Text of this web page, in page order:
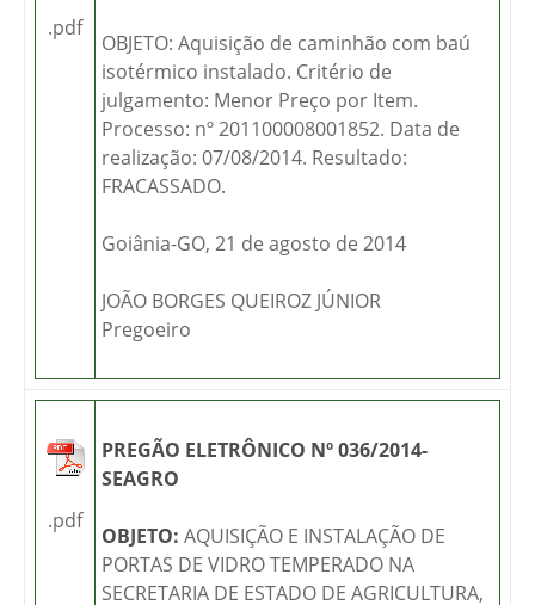
.pdf
OBJETO: Aquisição de caminhão com baú
isotérmico instalado. Critério de
julgamento: Menor Preço por Item.
Processo: nº 201100008001852. Data de
realização: 07/08/2014. Resultado:
FRACASSADO.
Goiânia-GO, 21 de agosto de 2014
JOÃO BORGES QUEIROZ JÚNIOR
Pregoeiro
.pdf
PREGÃO ELETRÔNICO Nº 036/2014-
SEAGRO
OBJETO: AQUISIÇÃO E INSTALAÇÃO DE
PORTAS DE VIDRO TEMPERADO NA
SECRETARIA DE ESTADO DE AGRICULTURA,